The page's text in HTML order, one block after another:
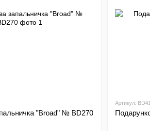
"Broad" № BD270
Артикул: